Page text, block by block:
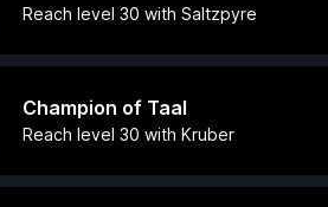
Reach level 30 with Saltzpyre
Champion of Taal
Reach level 30 with Kruber